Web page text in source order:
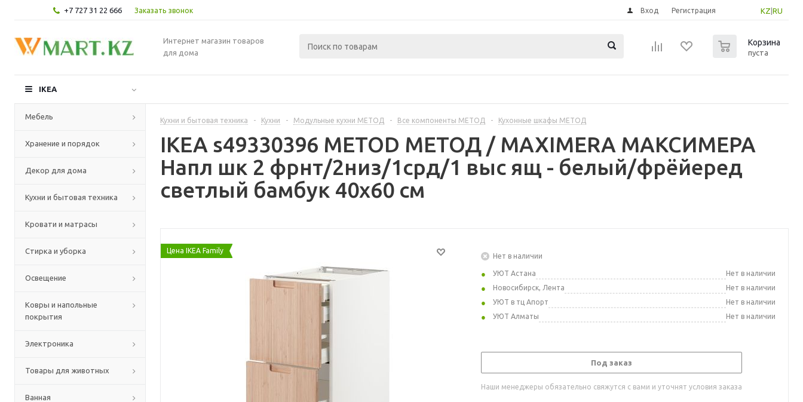
+7 727 31 22 666 Заказать звонок KZ RU
Вход Регистрация
Интернет магазин товаров
для дома
Корзина
пуста
IKEA
Мебель
Хранение и порядок
Декор для дома
Кухни и бытовая техника
Кровати и матрасы
Стирка и уборка
Освещение
Ковры и напольные
покрытия
Электроника
Товары для животных
Ванная
Кухни и бытовая техника - Кухни - Модульные кухни МЕТОД - Все компоненты МЕТОД - Кухонные шкафы МЕТОД
IKEA s49330396 METOD МЕТОД / MAXIMERA МАКСИМЕРА
Напл шк 2 фрнт/2низ/1срд/1 выс ящ - белый/фрёйеред
светлый бамбук 40x60 см
Цена IKEA Family
Нет в наличии
УЮТ Астана
Нет в наличии
Новосибирск, Лента
Нет в наличии
УЮТ в тц Апорт
Нет в наличии
УЮТ Алматы
Нет в наличии
Под заказ
Наши менеджеры обязательно свяжутся с вами и уточнят условия заказа